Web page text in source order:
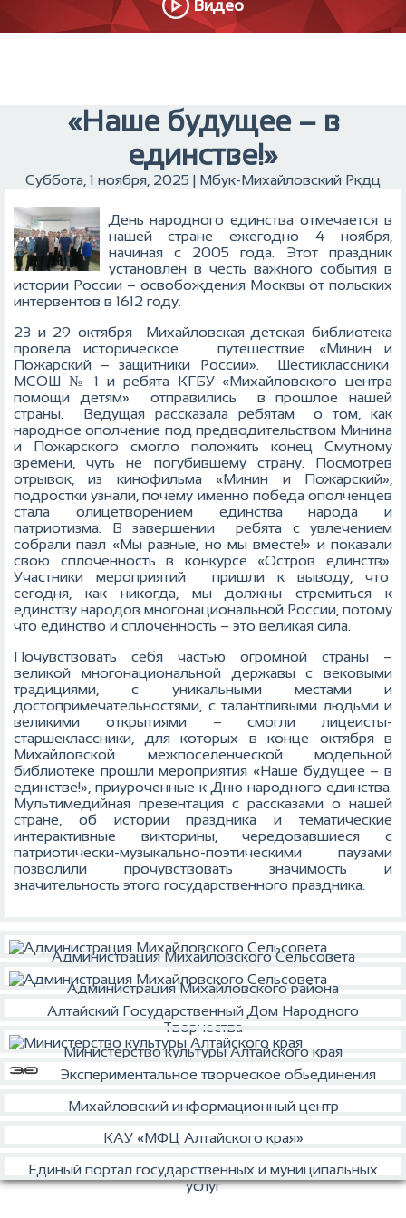
Видео
«Наше будущее – в
единстве!»
Суббота, 1 ноября, 2025 | Мбук-Михайловский Ркдц
День народного единства отмечается в
нашей стране ежегодно 4 ноября,
начиная с 2005 года. Этот праздник
установлен в честь важного события в
истории России – освобождения Москвы от польских
интервентов в 1612 году.
23 и 29 октября Михайловская детская библиотека
провела историческое путешествие «Минин и
Пожарский – защитники России». Шестиклассники
МСОШ № 1 и ребята КГБУ «Михайловского центра
помощи детям» отправились в прошлое нашей
страны. Ведущая рассказала ребятам о том, как
народное ополчение под предводительством Минина
и Пожарского смогло положить конец Смутному
времени, чуть не погубившему страну. Посмотрев
отрывок, из кинофильма «Минин и Пожарский»,
подростки узнали, почему именно победа ополченцев
стала олицетворением единства народа и
патриотизма. В завершении ребята с увлечением
собрали пазл «Мы разные, но мы вместе!» и показали
свою сплоченность в конкурсе «Остров единств».
Участники мероприятий пришли к выводу, что
сегодня, как никогда, мы должны стремиться к
единству народов многонациональной России, потому
что единство и сплоченность – это великая сила.
Почувствовать себя частью огромной страны –
великой многонациональной державы с вековыми
традициями, с уникальными местами и
достопримечательностями, с талантливыми людьми и
великими открытиями – смогли лицеисты-
старшеклассники, для которых в конце октября в
Михайловской межпоселенческой модельной
библиотеке прошли мероприятия «Наше будущее – в
единстве!», приуроченные к Дню народного единства.
Мультимедийная презентация с рассказами о нашей
стране, об истории праздника и тематические
интерактивные викторины, чередовавшиеся с
патриотически-музыкально-поэтическими паузами
позволили прочувствовать значимость и
значительность этого государственного праздника.
Администрация Михайловского Сельсовета
Администрация Михайловского района
Алтайский Государственный Дом Народного
Творчества
Министерство культуры Алтайского края
Экспериментальное творческое обьединения
Михайловский информационный центр
КАУ «МФЦ Алтайского края»
Единый портал государственных и муниципальных
услуг